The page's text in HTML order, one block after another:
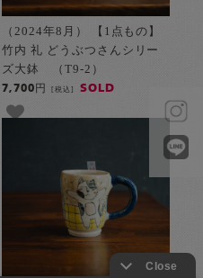
（2024年8月） 【1点もの】
竹内 礼 どうぶつさんシリー
ズ大鉢 （T9-2）
7,700円 [税込] SOLD